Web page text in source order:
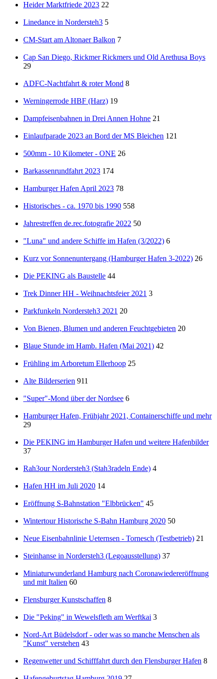
Heider Marktfriede 2023 22
Linedance in Nordersteh3 5
CM-Start am Altonaer Balkon 7
Cap San Diego, Rickmer Rickmers und Old Arethusa Boys
29
ADFC-Nachtfahrt & roter Mond 8
Werningerrode HBF (Harz) 19
Dampfeisenbahnen in Drei Annen Hohne 21
Einlaufparade 2023 an Bord der MS Bleichen 121
500mm - 10 Kilometer - ONE 26
Barkassenrundfahrt 2023 174
Hamburger Hafen April 2023 78
Historisches - ca. 1970 bis 1990 558
Jahrestreffen de.rec.fotografie 2022 50
"Luna" und andere Schiffe im Hafen (3/2022) 6
Kurz vor Sonnenuntergang (Hamburger Hafen 3-2022) 26
Die PEKING als Baustelle 44
Trek Dinner HH - Weihnachtsfeier 2021 3
Parkfunkeln Nordersteh3 2021 20
Von Bienen, Blumen und anderen Feuchtgebieten 20
Blaue Stunde im Hamb. Hafen (Mai 2021) 42
Frühling im Arboretum Ellerhoop 25
Alte Bilderserien 911
"Super"-Mond über der Nordsee 6
Hamburger Hafen, Frühjahr 2021, Containerschiffe und mehr
29
Die PEKING im Hamburger Hafen und weitere Hafenbilder
37
Rah3our Nordersteh3 (Stah3radeln Ende) 4
Hafen HH im Juli 2020 14
Eröffnung S-Bahnstation "Elbbrücken" 45
Wintertour Historische S-Bahn Hamburg 2020 50
Neue Eisenbahnlinie Ueternsen - Tornesch (Testbetrieb) 21
Steinhanse in Nordersteh3 (Legoausstellung) 37
Miniaturwunderland Hamburg nach Coronawiedereröffnung
und mit Italien 60
Flensburger Kunstschaffen 8
Die "Peking" in Wewelsfleth am Werftkai 3
Nord-Art Büdelsdorf - oder was so manche Menschen als
"Kunst" verstehen 43
Regenwetter und Schifffahrt durch den Flensburger Hafen 8